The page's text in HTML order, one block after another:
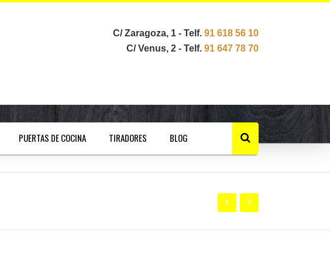
C/ Zaragoza, 1 - Telf. 91 618 56 10
C/ Venus, 2 - Telf. 91 647 78 70
PUERTAS DE COCINA TIRADORES BLOG